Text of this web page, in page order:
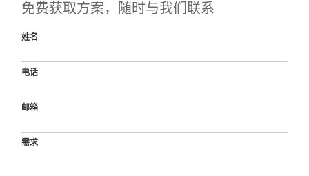
免费获取方案，随时与我们联系
姓名
电话
邮箱
需求